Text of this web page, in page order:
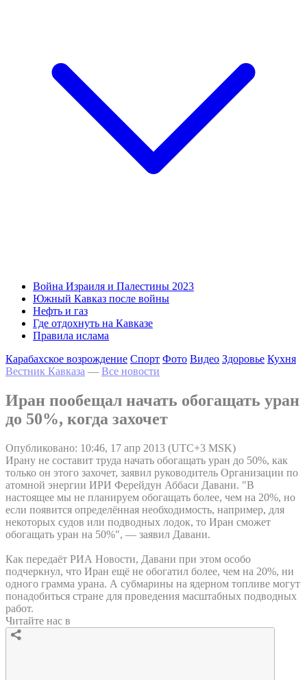
Война Израиля и Палестины 2023
Южный Кавказ после войны
Нефть и газ
Где отдохнуть на Кавказе
Правила ислама
Карабахское возрождение Спорт Фото Видео Здоровье Кухня
Вестник Кавказа — Все новости
Иран пообещал начать обогащать уран
до 50%, когда захочет
Опубликовано: 10:46, 17 апр 2013 (UTC+3 MSK)
Ирану не составит труда начать обогащать уран до 50%, как
только он этого захочет, заявил руководитель Организации по
атомной энергии ИРИ Ферейдун Аббаси Давани. "В
настоящее мы не планируем обогащать более, чем на 20%, но
если появится определённая необходимость, например, для
некоторых судов или подводных лодок, то Иран сможет
обогащать уран на 50%", — заявил Давани.
Как передаёт РИА Новости, Давани при этом особо
подчеркнул, что Иран ещё не обогатил более, чем на 20%, ни
одного грамма урана. А субмарины на ядерном топливе могут
понадобиться стране для проведения масштабных подводных
работ.
Читайте нас в